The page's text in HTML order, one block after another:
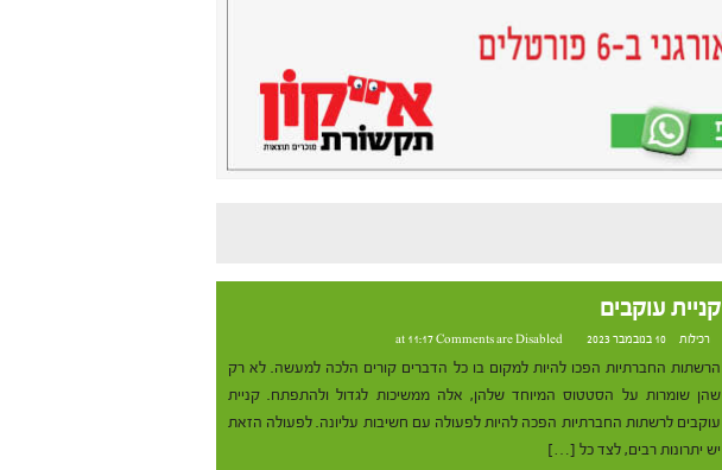
קניית עוקבים
רכילות 10 בנובמבר 2023 at 11:17 Comments are Disabled
הרשתות החברתיות הפכו להיות למקום בו כל הדברים קורים הלכה למעשה. לא רק
שהן שומרות על הסטטוס המיוחד שלהן, אלה ממשיכות לגדול ולהתפתח. קניית
עוקבים לרשתות החברתיות הפכה להיות לפעולה עם חשיבות עליונה. לפעולה הזאת
יש יתרונות רבים, לצד כל […]